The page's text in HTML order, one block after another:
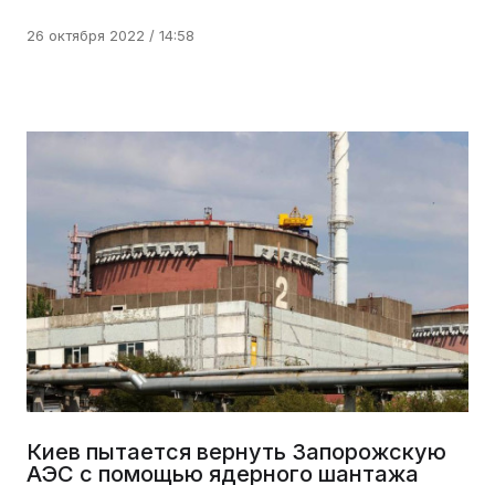
26 октября 2022 / 14:58
Киев пытается вернуть Запорожскую
АЭС с помощью ядерного шантажа